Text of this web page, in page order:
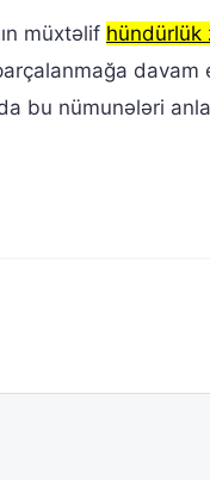
müxtəlif hündürlük
davam
bu nümunələri